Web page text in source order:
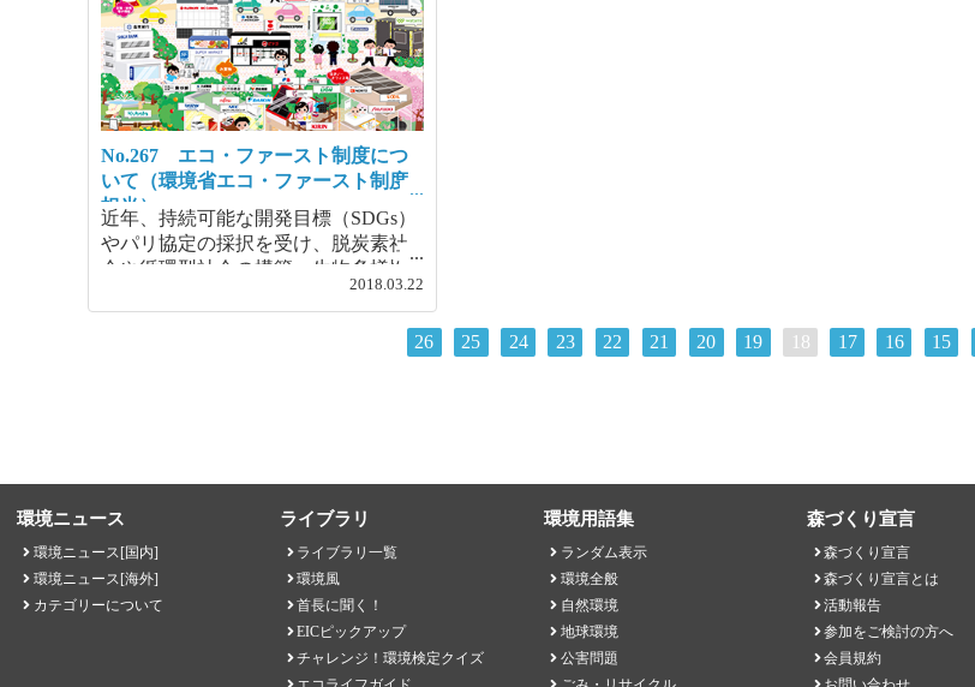
No.267 エコ・ファースト制度につ
いて（環境省エコ・ファースト制度
担当）
近年、持続可能な開発目標（SDGs）
やパリ協定の採択を受け、脱炭素社
会や循環型社会の構築、生物多様性
の確保といった環境問題の様々な分
野において、自ら積極的な取組を進
2018.03.22
26 25 24 23 22 21 20 19 18 17 16 15
環境ニュース
環境ニュース[国内]
環境ニュース[海外]
カテゴリーについて
ライブラリ
ライブラリ一覧
環境風
首長に聞く！
EICピックアップ
チャレンジ！環境検定クイズ
環境用語集
ランダム表示
環境全般
自然環境
地球環境
公害問題
森づくり宣言
森づくり宣言
森づくり宣言とは
活動報告
参加をご検討の方へ
会員規約